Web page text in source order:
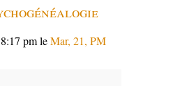
8:17 pmleMar, 21, PM